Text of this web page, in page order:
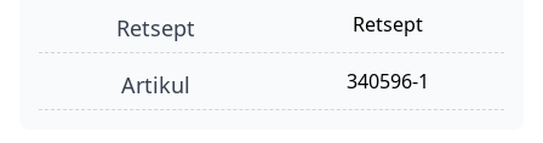
retsept retsept
Artikul 340596-1